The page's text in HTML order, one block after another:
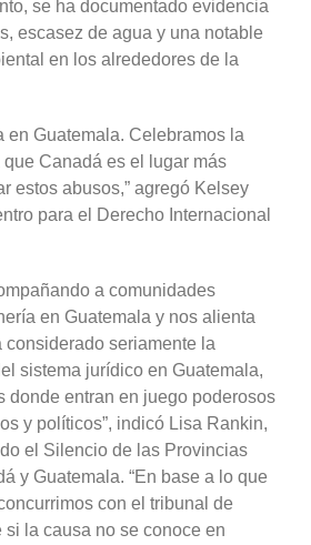
se ha documentado evidencia
escasez de agua y una notable
en los alrededores de la
en Guatemala. Celebramos la
Canadá es el lugar más
estos abusos,” agregó Kelsey
para el Derecho Internacional
a comunidades
en Guatemala y nos alienta
seriamente la
sistema jurídico en Guatemala,
donde entran en juego poderosos
y políticos”, indicó Lisa Rankin,
el Silencio de las Provincias
y Guatemala. “En base a lo que
con el tribunal de
la causa no se conoce en